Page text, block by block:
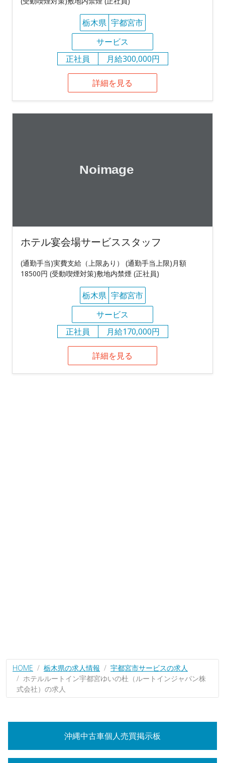
栃木県 宇都宮市
サービス
正社員
月給300,000円
詳細を見る
ホテル宴会場サービススタッフ
(通勤手当)実費支給（上限あり） (通勤手当上限)月額
18500円 (受動喫煙対策)敷地内禁煙 (正社員)
栃木県 宇都宮市
サービス
正社員
月給170,000円
詳細を見る
HOME 栃木県の求人情報
宇都宮市サービスの求人
ホテルルートイン宇都宮ゆいの杜（ルートインジャパン株
式会社）の求人
沖縄中古車個人売買掲示板